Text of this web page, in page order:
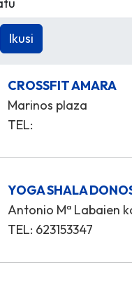
CROSSFIT AMARA
Marinos plaza
TEL:
YOGA SHALA
Antonio Mª Labaien
TEL: 623153347